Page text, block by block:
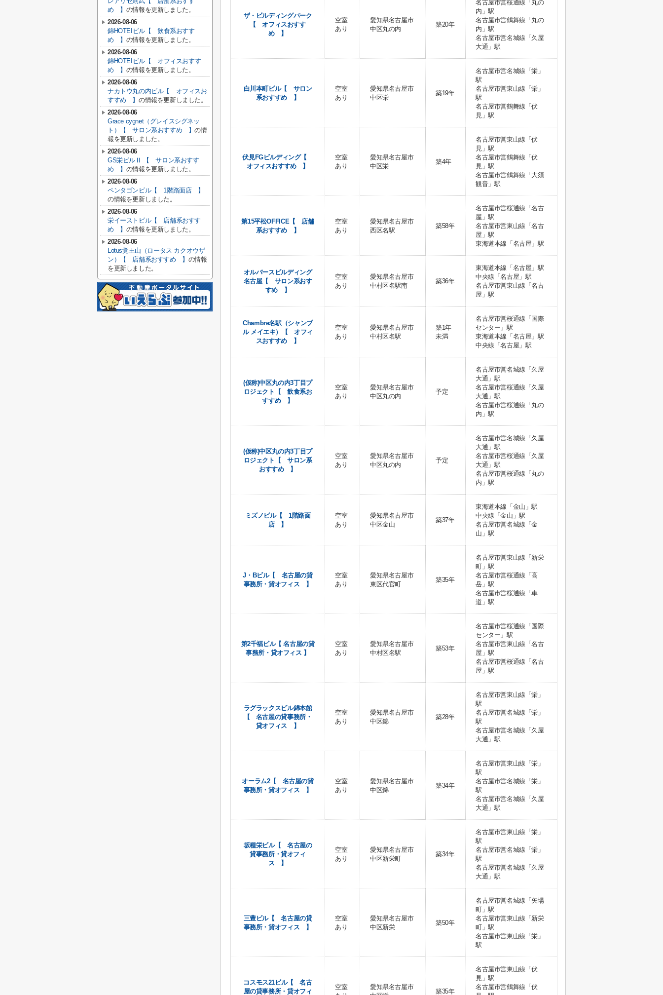
ザ・ビルディングパーク
【 オフィスおすす
め 】
空室
あり
愛知県名古屋市
中区丸の内
築20年
名古屋市営桜通線「丸の
内」駅
名古屋市営鶴舞線「丸の
内」駅
名古屋市営名城線「久屋
大通」駅
白川本町ビル【 サロン
系おすすめ 】
空室
あり
愛知県名古屋市
中区栄
築19年
名古屋市営名城線「栄」
駅
名古屋市営東山線「栄」
駅
名古屋市営鶴舞線「伏
見」駅
伏見FGビルディング【
オフィスおすすめ 】
空室
あり
愛知県名古屋市
中区栄
築4年
名古屋市営東山線「伏
見」駅
名古屋市営鶴舞線「伏
見」駅
名古屋市営鶴舞線「大須
観音」駅
第15平松OFFICE【 店舗
系おすすめ 】
空室
あり
愛知県名古屋市
西区名駅
築58年
名古屋市営桜通線「名古
屋」駅
名古屋市営東山線「名古
屋」駅
東海道本線「名古屋」駅
オルバースビルディング
名古屋【 サロン系おす
すめ 】
空室
あり
愛知県名古屋市
中村区名駅南
築36年
東海道本線「名古屋」駅
中央線「名古屋」駅
名古屋市営東山線「名古
屋」駅
Chambre名駅（シャンブ
ル メイエキ）【 オフィ
スおすすめ 】
空室
あり
愛知県名古屋市
中村区名駅
築1年
未満
名古屋市営桜通線「国際
センター」駅
東海道本線「名古屋」駅
中央線「名古屋」駅
(仮称)中区丸の内3丁目プ
ロジェクト【 飲食系お
すすめ 】
空室
あり
愛知県名古屋市
中区丸の内
予定
名古屋市営名城線「久屋
大通」駅
名古屋市営桜通線「久屋
大通」駅
名古屋市営桜通線「丸の
内」駅
(仮称)中区丸の内3丁目プ
ロジェクト【 サロン系
おすすめ 】
空室
あり
愛知県名古屋市
中区丸の内
予定
名古屋市営名城線「久屋
大通」駅
名古屋市営桜通線「久屋
大通」駅
名古屋市営桜通線「丸の
内」駅
ミズノビル【 1階路面
店 】
空室
あり
愛知県名古屋市
中区金山
築37年
東海道本線「金山」駅
中央線「金山」駅
名古屋市営名城線「金
山」駅
J・Bビル【 名古屋の貸
事務所・貸オフィス 】
空室
あり
愛知県名古屋市
東区代官町
築35年
名古屋市営東山線「新栄
町」駅
名古屋市営桜通線「高
岳」駅
名古屋市営桜通線「車
道」駅
第2千福ビル【 名古屋の貸
事務所・貸オフィス 】
空室
あり
愛知県名古屋市
中村区名駅
築53年
名古屋市営桜通線「国際
センター」駅
名古屋市営東山線「名古
屋」駅
名古屋市営桜通線「名古
屋」駅
ラグラックスビル錦本館
【 名古屋の貸事務所・
貸オフィス 】
空室
あり
愛知県名古屋市
中区錦
築28年
名古屋市営東山線「栄」
駅
名古屋市営名城線「栄」
駅
名古屋市営名城線「久屋
大通」駅
オーラム2【 名古屋の貸
事務所・貸オフィス 】
空室
あり
愛知県名古屋市
中区錦
築34年
名古屋市営東山線「栄」
駅
名古屋市営名城線「栄」
駅
名古屋市営名城線「久屋
大通」駅
坂種栄ビル【 名古屋の
貸事務所・貸オフィ
ス 】
空室
あり
愛知県名古屋市
中区新栄町
築34年
名古屋市営東山線「栄」
駅
名古屋市営名城線「栄」
駅
名古屋市営名城線「久屋
大通」駅
三豊ビル【 名古屋の貸
事務所・貸オフィス 】
空室
あり
愛知県名古屋市
中区新栄
築50年
名古屋市営名城線「矢場
町」駅
名古屋市営東山線「新栄
町」駅
名古屋市営東山線「栄」
駅
コスモス21ビル【 名古
屋の貸事務所・貸オフィ
空室
愛知県名古屋市
築35年
名古屋市営東山線「伏
見」駅
名古屋市営鶴舞線「伏
め 】 の情報を更新しました。
2026-08-06
錦HOTEIビル【 飲食系おすす
め 】 の情報を更新しました。
2026-08-06
錦HOTEIビル【 オフィスおすす
め 】 の情報を更新しました。
2026-08-06
ナカトウ丸の内ビル【 オフィスお
すすめ 】の情報を更新しました。
2026-08-06
Grace cygnet（グレイスシグネッ
ト）【 サロン系おすすめ 】の情
報を更新しました。
2026-08-06
GS栄ビルⅡ 【 サロン系おすす
め 】 の情報を更新しました。
2026-08-06
ペンタゴンビル【 1階路面店 】
の情報を更新しました。
2026-08-06
栄イーストビル【 店舗系おすす
め 】 の情報を更新しました。
2026-08-06
Lotus覚王山（ロータス カクオウザ
ン）【 店舗系おすすめ 】 の情報
を更新しました。